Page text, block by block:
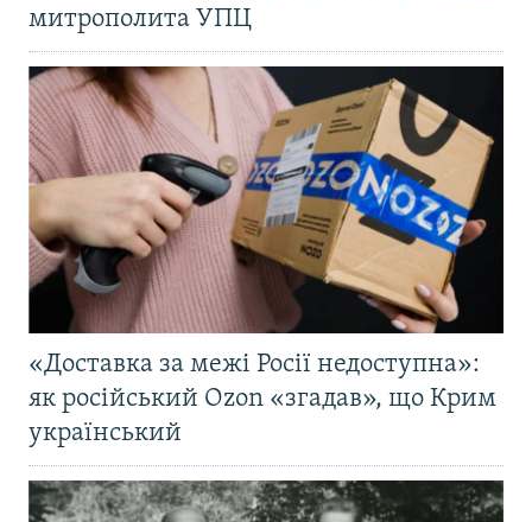
митрополита УПЦ
«Доставка за межі Росії недоступна»:
як російський Ozon «згадав», що Крим
український